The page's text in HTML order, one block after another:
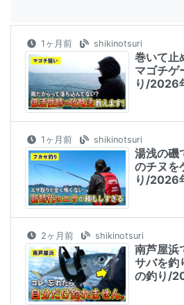
1ヶ月前 shikinotsuri
巻いて止
マゴチゲ
り/2026
1ヶ月前 shikinotsuri
湯浅の
のチヌを
り/2026
2ヶ月前 shikinotsuri
南芦屋
サバを釣
の釣り/